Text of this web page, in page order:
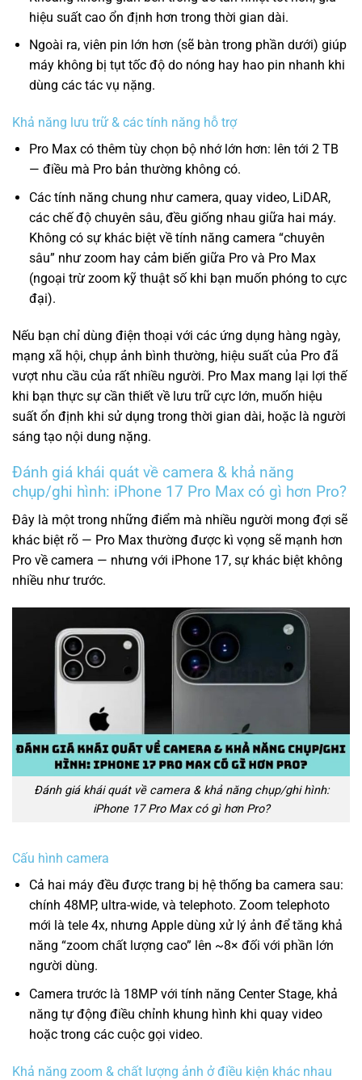
hiệu suất cao ổn định hơn trong thời gian dài.
Ngoài ra, viên pin lớn hơn (sẽ bàn trong phần dưới) giúp
máy không bị tụt tốc độ do nóng hay hao pin nhanh khi
dùng các tác vụ nặng.
Khả năng lưu trữ & các tính năng hỗ trợ
Pro Max có thêm tùy chọn bộ nhớ lớn hơn: lên tới 2 TB
— điều mà Pro bản thường không có.
Các tính năng chung như camera, quay video, LiDAR,
các chế độ chuyên sâu, đều giống nhau giữa hai máy.
Không có sự khác biệt về tính năng camera “chuyên
sâu” như zoom hay cảm biến giữa Pro và Pro Max
(ngoại trừ zoom kỹ thuật số khi bạn muốn phóng to cực
đại).
Nếu bạn chỉ dùng điện thoại với các ứng dụng hàng ngày,
mạng xã hội, chụp ảnh bình thường, hiệu suất của Pro đã
vượt nhu cầu của rất nhiều người. Pro Max mang lại lợi thế
khi bạn thực sự cần thiết về lưu trữ cực lớn, muốn hiệu
suất ổn định khi sử dụng trong thời gian dài, hoặc là người
sáng tạo nội dung nặng.
Đánh giá khái quát về camera & khả năng
chụp/ghi hình: iPhone 17 Pro Max có gì hơn Pro?
Đây là một trong những điểm mà nhiều người mong đợi sẽ
khác biệt rõ — Pro Max thường được kì vọng sẽ mạnh hơn
Pro về camera — nhưng với iPhone 17, sự khác biệt không
nhiều như trước.
Đánh giá khái quát về camera & khả năng chụp/ghi hình:
iPhone 17 Pro Max có gì hơn Pro?
Cấu hình camera
Cả hai máy đều được trang bị hệ thống ba camera sau:
chính 48MP, ultra-wide, và telephoto. Zoom telephoto
mới là tele 4x, nhưng Apple dùng xử lý ảnh để tăng khả
năng “zoom chất lượng cao” lên ~8× đối với phần lớn
người dùng.
Camera trước là 18MP với tính năng Center Stage, khả
năng tự động điều chỉnh khung hình khi quay video
hoặc trong các cuộc gọi video.
Khả năng zoom & chất lượng ảnh ở điều kiện khác nhau